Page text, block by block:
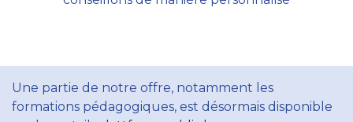
Une partie de notre offre, notamment les
formations pédagogiques, est désormais disponible